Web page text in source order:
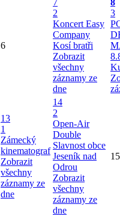
6
7
2
Koncert Easy
Company
Kosí bratři
Zobrazit
všechny
záznamy ze
dne
8
3
13
1
Zámecký
kinematograf
Zobrazit
všechny
záznamy ze
dne
14
2
Open-Air
Double
Slavnost obce
Jeseník nad
Odrou
Zobrazit
všechny
záznamy ze
dne
15